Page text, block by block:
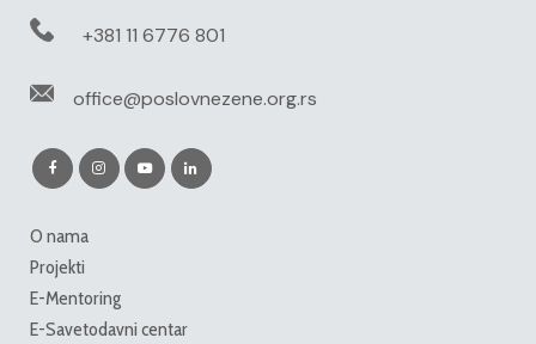
+381 11 6776 801
office@poslovnezene.org.rs
O nama
Projekti
E-Mentoring
E-Savetodavni centar